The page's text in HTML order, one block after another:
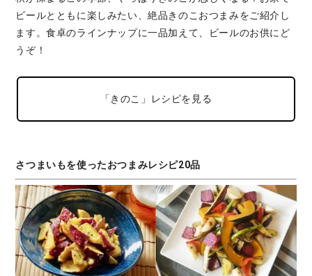
ビールとともに楽しみたい、絶品きのこおつまみをご紹介し
ます。食卓のラインナップに一品加えて、ビールのお供にど
うぞ！
「きのこ」レシピを見る
さつまいもを使ったおつまみレシピ20品